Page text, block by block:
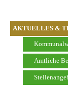
AKTUELLES &
Amtliche